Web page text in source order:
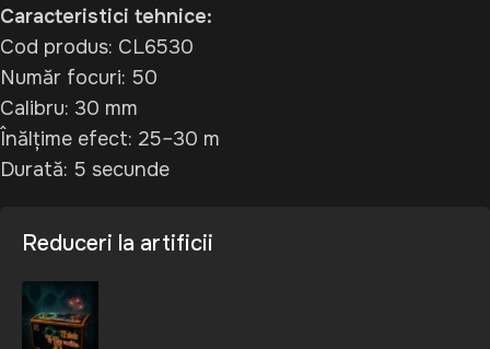
Caracteristici tehnice:
Cod produs: CL6530
Număr focuri: 50
Calibru: 30 mm
Înălțime efect: 25–30 m
Durată: 5 secunde
Reduceri la artificii